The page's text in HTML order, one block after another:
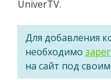
UniverTV.
Для добавления
необходимо
на сайт под